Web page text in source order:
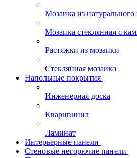
Мозаика из натурального
Мозаика стеклянная с
Растяжки из мозаики
Стеклянная мозаика
Напольные покрытия
Инженерная доска
Кварцвинил
Ламинат
Интерьерные панели
Стеновые негорючие панели